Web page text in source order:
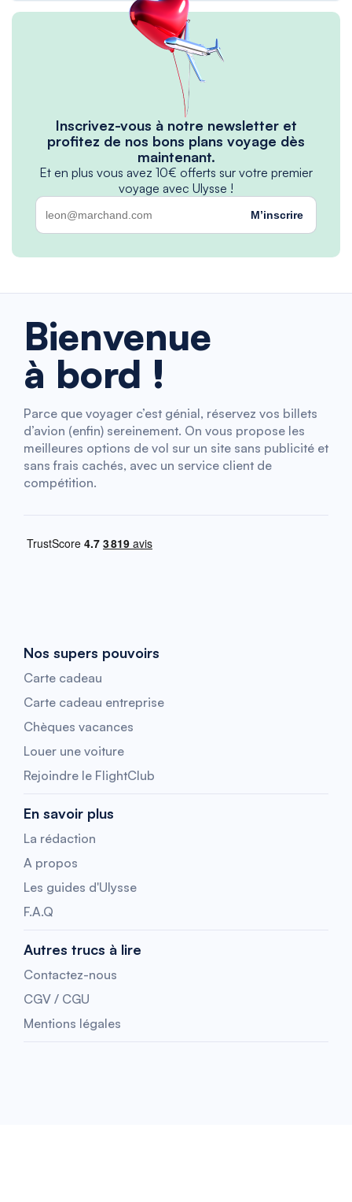
Inscrivez-vous à notre newsletter et
profitez de nos bons plans voyage dès
maintenant.
Et en plus vous avez 10€ offerts sur votre premier
voyage avec Ulysse !
M’inscrire
Bienvenue
à bord !
Parce que voyager c’est génial, réservez vos billets
d’avion (enfin) sereinement. On vous propose les
meilleures options de vol sur un site sans publicité et
sans frais cachés, avec un service client de
compétition.
Nos supers pouvoirs
Carte cadeau
Carte cadeau entreprise
Chèques vacances
Louer une voiture
Rejoindre le FlightClub
En savoir plus
La rédaction
A propos
Les guides d'Ulysse
F.A.Q
Autres trucs à lire
Contactez-nous
CGV / CGU
Mentions légales